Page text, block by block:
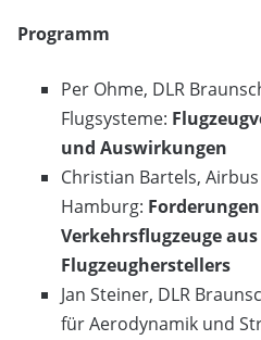
Programm
Per Ohme, DLR
Flugsysteme:
und Auswirkungen
Christian Bartels,
Hamburg:
Verkehrsflugzeuge
Flugzeugherstellers
Jan Steiner, DLR
für Aerodynamik und